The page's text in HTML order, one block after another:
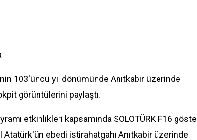
103'üncü yıl dönümünde Anıtkabir üzerinde
görüntülerini paylaştı.
etkinlikleri kapsamında SOLOTÜRK F16
ebedi istirahatgahı Anıtkabir üzerinde